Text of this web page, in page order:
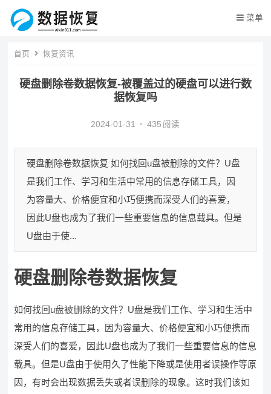
菜单
首页 恢复资讯
硬盘删除卷数据恢复-被覆盖过的硬盘可以进行数
据恢复吗
2024-01-31 • 435 阅读
硬盘删除卷数据恢复 如何找回u盘被删除的文件？U盘
是我们工作、学习和生活中常用的信息存储工具，因
为容量大、价格便宜和小巧便携而深受人们的喜爱，
因此U盘也成为了我们一些重要信息的信息载具。但是
U盘由于使...
硬盘删除卷数据恢复
如何找回u盘被删除的文件？U盘是我们工作、学习和生活中
常用的信息存储工具，因为容量大、价格便宜和小巧便携而
深受人们的喜爱，因此U盘也成为了我们一些重要信息的信息
载具。但是U盘由于使用久了性能下降或是使用者误操作等原
因，有时会出现数据丢失或者误删除的现象。这时我们该如